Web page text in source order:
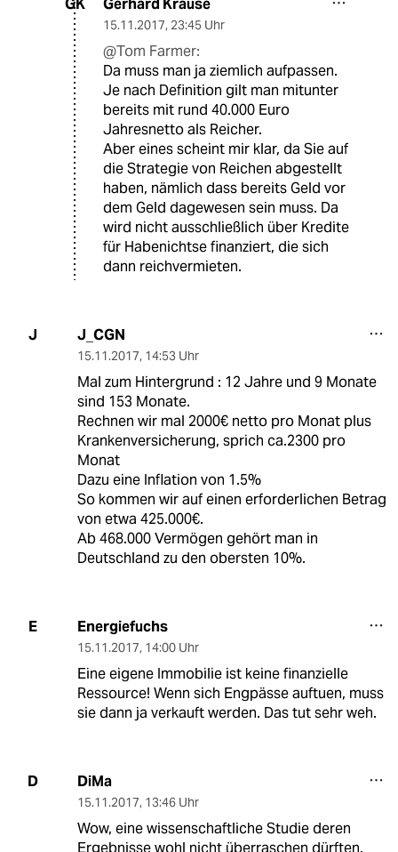
GK Gerhard Krause
15.11.2017, 23:45 Uhr
@Tom Farmer:
Da muss man ja ziemlich aufpassen.
Je nach Definition gilt man mitunter
bereits mit rund 40.000 Euro
Jahresnetto als Reicher.
Aber eines scheint mir klar, da Sie auf
die Strategie von Reichen abgestellt
haben, nämlich dass bereits Geld vor
dem Geld dagewesen sein muss. Da
wird nicht ausschließlich über Kredite
für Habenichtse finanziert, die sich
dann reichvermieten.
J J_CGN
15.11.2017, 14:53 Uhr
Mal zum Hintergrund : 12 Jahre und 9 Monate
sind 153 Monate.
Rechnen wir mal 2000€ netto pro Monat plus
Krankenversicherung, sprich ca.2300 pro
Monat
Dazu eine Inflation von 1.5%
So kommen wir auf einen erforderlichen Betrag
von etwa 425.000€.
Ab 468.000 Vermögen gehört man in
Deutschland zu den obersten 10%.
E Energiefuchs
15.11.2017, 14:00 Uhr
Eine eigene Immobilie ist keine finanzielle
Ressource! Wenn sich Engpässe auftuen, muss
sie dann ja verkauft werden. Das tut sehr weh.
D DiMa
15.11.2017, 13:46 Uhr
Wow, eine wissenschaftliche Studie deren
Ergebnisse wohl nicht überraschen dürften.